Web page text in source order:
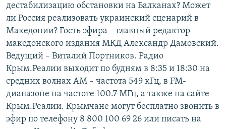
дестабилизацию обстановки на Балканах? Может
ли Россия реализовать украинский сценарий в
Македонии? Гость эфира – главный редактор
македонского издания МКД Александр Дамовский.
Ведущий – Виталий Портников. Радио
Крым.Реалии выходит по будням в 8:35 и 18:30 на
средних волнах АМ – частота 549 кГц, в FM-
диапазоне на частоте 100.7 МГц, а также на сайте
Крым.Реалии. Крымчане могут бесплатно звонить в
эфир по телефону 8 800 100 69 26 или писать на